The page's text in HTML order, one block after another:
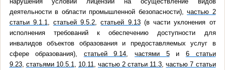
деятельности в области промышленной безопасности), частью 2
статьи 9.1.1
статьей 9.5.2 ,статьей 9.13(в части уклонения от
исполнения требований к обеспечению доступности для
инвалидов объектов образования и предоставляемых услуг в
сфере образования), статьей 9.14 частями 5и 6 статьи
9.23, статьями 10.5.1 10.11 частью 2 статьи 11.3 ,частью 7 статьи